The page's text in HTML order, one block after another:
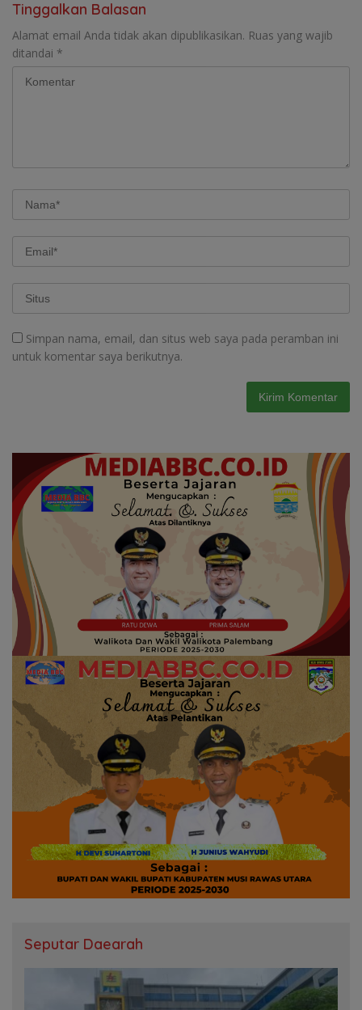
Tinggalkan Balasan
Alamat email Anda tidak akan dipublikasikan. Ruas yang wajib
ditandai *
Simpan nama, email, dan situs web saya pada peramban ini
untuk komentar saya berikutnya.
Seputar Daearah